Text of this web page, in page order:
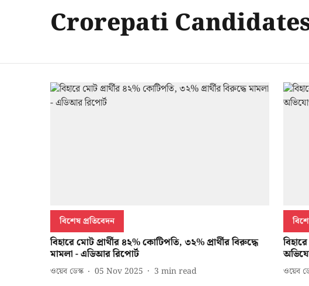
Crorepati
বিশেষ প্রতিবেদন
বিহারে মোট প্রার্থীর ৪২% কোটিপতি, ৩২% প্রার্থীর বিরুদ্ধে
মামলা - এডিআর রিপোর্ট
ওয়েব ডেস্ক 05 Nov 2025 3 min read ওয়েব